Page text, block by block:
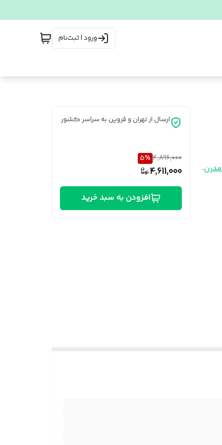
ورود | ثبت‌نام
مدرن،
ارسال از تهران و قزوین به سراسر کشور
4,896,000
5%
4,611,000
افزودن به سبد خرید